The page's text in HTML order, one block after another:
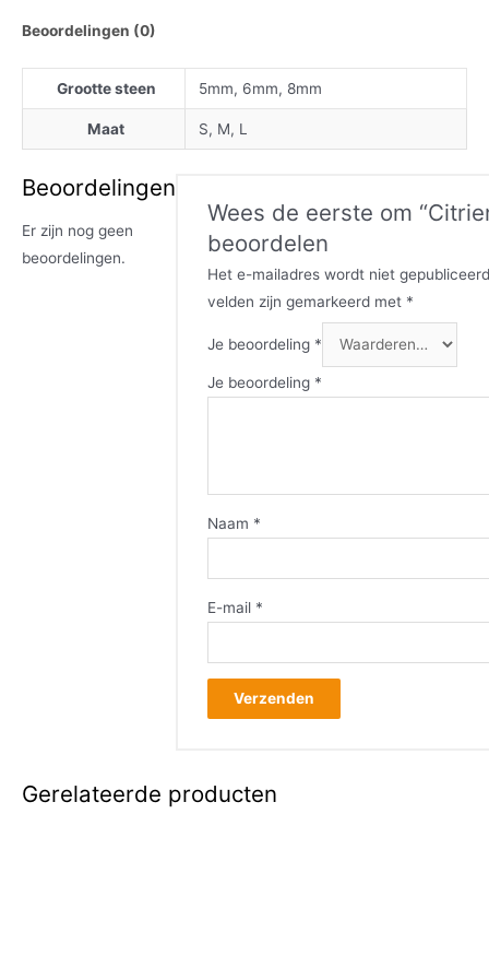
Beoordelingen (0)
Grootte steen 5mm, 6mm, 8mm
Maat S, M, L
Beoordelingen
Er zijn nog geen
beoordelingen.
Wees de eerste om
beoordelen
Het e-mailadres wordt niet
velden zijn gemarkeerd met *
Je beoordeling *
Je beoordeling *
Naam *
E-mail *
Gerelateerde producten